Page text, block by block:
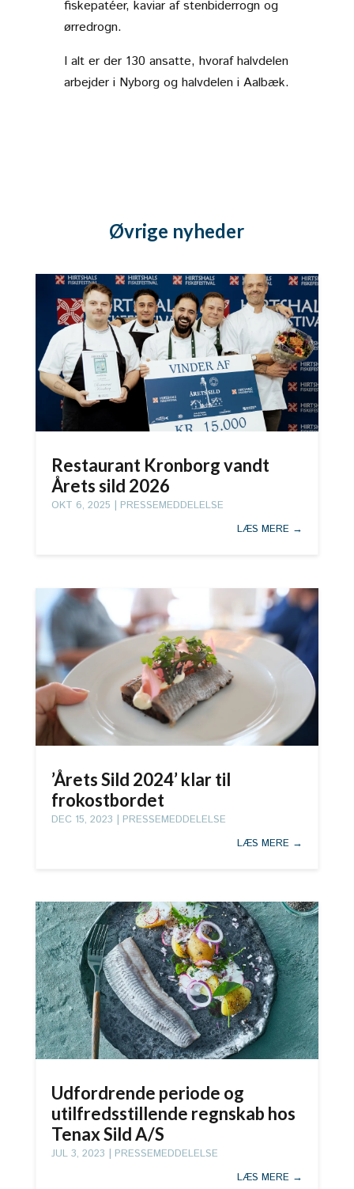
fiskepatéer, kaviar af stenbiderrogn og
ørredrogn.
I alt er der 130 ansatte, hvoraf halvdelen
arbejder i Nyborg og halvdelen i Aalbæk.
Øvrige nyheder
Restaurant Kronborg vandt
Årets sild 2026
OKT 6, 2025
PRESSEMEDDELELSE
LÆS MERE
’Årets Sild 2024’ klar til
frokostbordet
DEC 15, 2023 | PRESSEMEDDELELSE
LÆS MERE
Udfordrende periode og
utilfredsstillende regnskab hos
Tenax Sild A/S
JUL 3, 2023 | PRESSEMEDDELELSE
LÆS MERE